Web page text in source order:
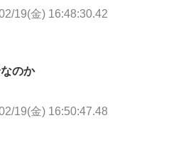
19(金) 16:48:30.42
のか
19(金) 16:50:47.48